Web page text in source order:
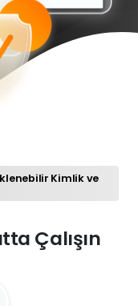
Kimlik ve
Çalışın